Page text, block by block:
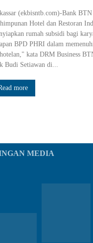
(ekbisntb.com)-Bank
Hotel dan Restoran
rumah subsidi bagi
BPD PHRI dalam
kata DRM Business
Budi Setiawan di...
more
MEDIA